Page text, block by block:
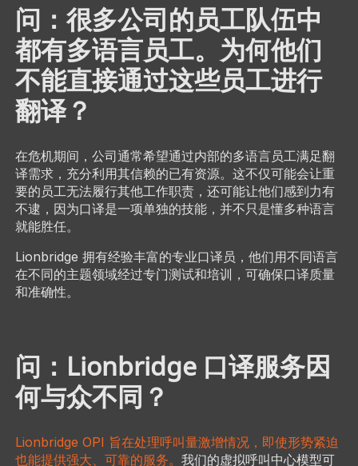
问：很多公司的员工队伍中
都有多语言员工。为何他们
不能直接通过这些员工进行
翻译？
在危机期间，公司通常希望通过内部的多语言员工满足翻
译需求，充分利用其信赖的已有资源。这不仅可能会让重
要的员工无法履行其他工作职责，还可能让他们感到力有
不逮，因为口译是一项单独的技能，并不只是懂多种语言
就能胜任。
Lionbridge 拥有经验丰富的专业口译员，他们用不同语言
在不同的主题领域经过专门测试和培训，可确保口译质量
和准确性。
问：Lionbridge 口译服务因
何与众不同？
Lionbridge OPI 旨在处理呼叫量激增情况，即使形势紧迫
也能提供强大、可靠的服务。 我们的虚拟呼叫中心模型可